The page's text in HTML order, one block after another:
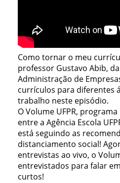
Como tornar o meu
professor Gustavo Abib,
Administração de
currículos para diferentes
trabalho neste episódio.
O Volume UFPR,
entre a Agência Escola
está seguindo as
distanciamento social!
entrevistas ao vivo, o
entrevistados para falar
curtos!